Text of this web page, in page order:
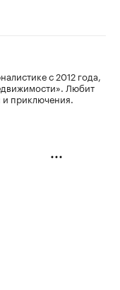
с 2012 года,
Любит
и приключения.